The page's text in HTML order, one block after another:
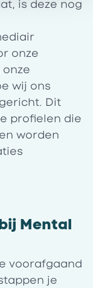
is deze nog
onze
wij ons
Dit
profielen die
worden
Mental
voorafgaand
je